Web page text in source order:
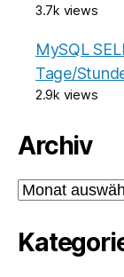
3.7k views
MySQL
Tage/
2.9k views
Archiv
Archiv